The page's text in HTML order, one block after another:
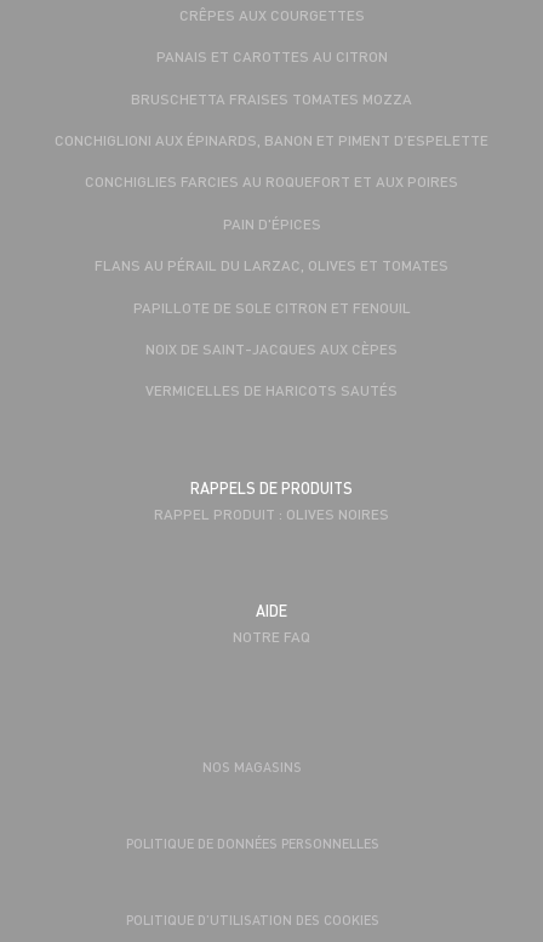
CRÊPES AUX COURGETTES
PANAIS ET CAROTTES AU CITRON
BRUSCHETTA FRAISES TOMATES MOZZA
CONCHIGLIONI AUX ÉPINARDS, BANON ET PIMENT D’ESPELETTE
CONCHIGLIES FARCIES AU ROQUEFORT ET AUX POIRES
PAIN D'ÉPICES
FLANS AU PÉRAIL DU LARZAC, OLIVES ET TOMATES
PAPILLOTE DE SOLE CITRON ET FENOUIL
NOIX DE SAINT-JACQUES AUX CÈPES
VERMICELLES DE HARICOTS SAUTÉS
RAPPELS DE PRODUITS
RAPPEL PRODUIT : OLIVES NOIRES
AIDE
NOTRE FAQ
NOS MAGASINS
POLITIQUE DE DONNÉES PERSONNELLES
POLITIQUE D’UTILISATION DES COOKIES